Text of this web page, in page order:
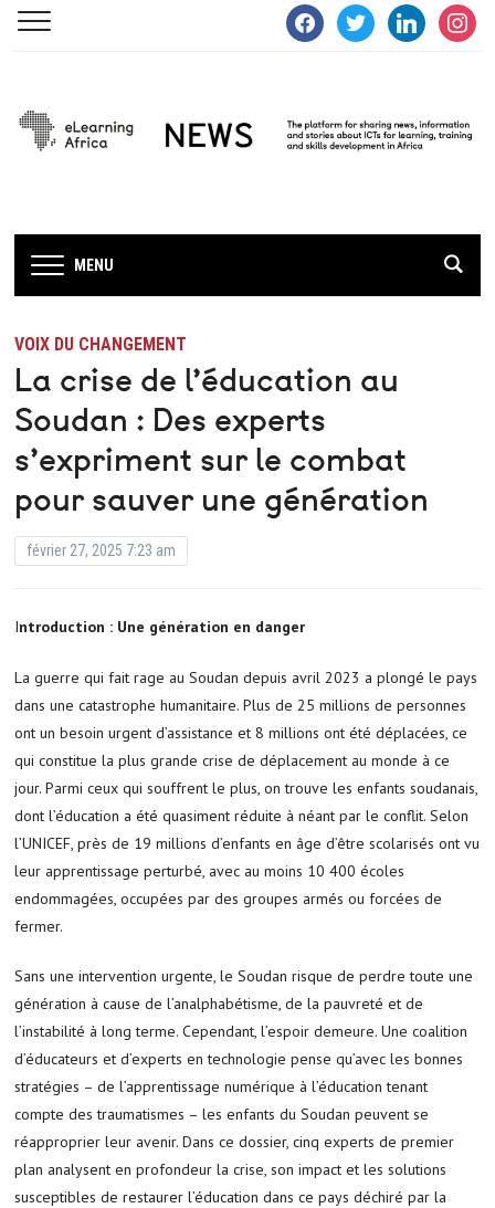
facebooktwitter linkedin
MENU
VOIX DU CHANGEMENT
La crise de l’éducation au
Soudan : Des experts
s’expriment sur le combat
pour sauver une génération
février 27, 2025 7:23 am
Introduction : Une génération en danger
La guerre qui fait rage au Soudan depuis avril 2023 a plongé le pays
dans une catastrophe humanitaire. Plus de 25 millions de personnes
ont un besoin urgent d’assistance et 8 millions ont été déplacées, ce
qui constitue la plus grande crise de déplacement au monde à ce
jour. Parmi ceux qui souffrent le plus, on trouve les enfants soudanais,
dont l’éducation a été quasiment réduite à néant par le conflit. Selon
l’UNICEF, près de 19 millions d’enfants en âge d’être scolarisés ont vu
leur apprentissage perturbé, avec au moins 10 400 écoles
endommagées, occupées par des groupes armés ou forcées de
fermer.
Sans une intervention urgente, le Soudan risque de perdre toute une
génération à cause de l’analphabétisme, de la pauvreté et de
l’instabilité à long terme. Cependant, l’espoir demeure. Une coalition
d’éducateurs et d’experts en technologie pense qu’avec les bonnes
stratégies – de l’apprentissage numérique à l’éducation tenant
compte des traumatismes – les enfants du Soudan peuvent se
réapproprier leur avenir. Dans ce dossier, cinq experts de premier
plan analysent en profondeur la crise, son impact et les solutions
susceptibles de restaurer l’éducation dans ce pays déchiré par la